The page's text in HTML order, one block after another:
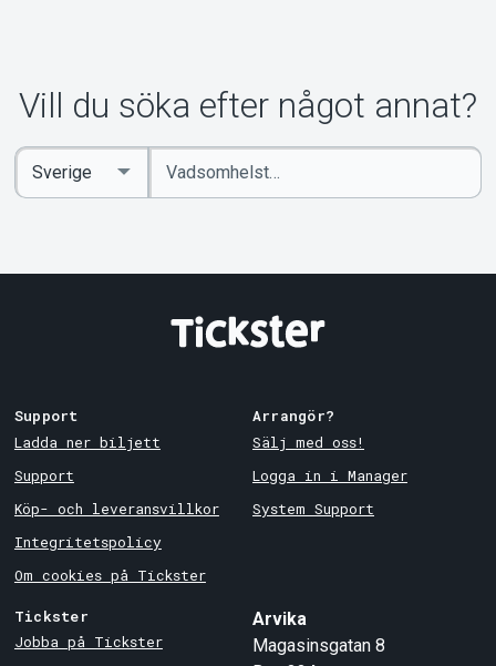
Vill du söka efter något annat?
Ange
sökord
Select
Country
Support
Ladda ner biljett
Support
Köp- och leveransvillkor
Integritetspolicy
Om cookies på Tickster
Arrangör?
Sälj med oss!
Logga in i Manager
System Support
Tickster
Jobba på Tickster
Arvika
Magasinsgatan 8